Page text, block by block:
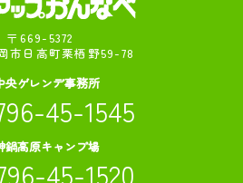
〒669-5372
市日高町栗栖野59-78
央ゲレンデ事務所
45-1545
鍋高原キャンプ場
45-1520